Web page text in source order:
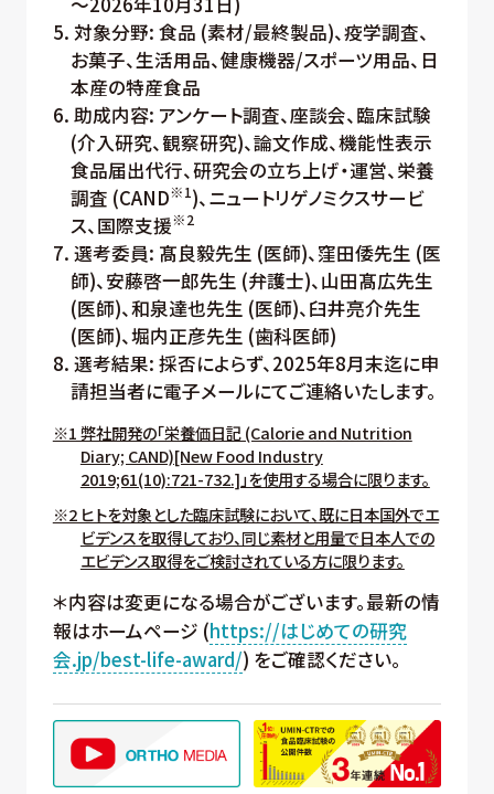
5. 対象分野: 食品 (素材/最終製品)、疫学調査、
お菓子、生活用品、健康機器/スポーツ用品、日
本産の特産食品
6. 助成内容: アンケート調査、座談会、臨床試験
(介入研究、観察研究)、論文作成、機能性表示
食品届出代行、研究会の立ち上げ・運営、栄養
調査 (CAND※1)、ニュートリゲノミクスサービ
ス、国際支援※2
7. 選考委員: 髙良毅先生 (医師)、窪田倭先生 (医
師)、安藤啓一郎先生 (弁護士)、山田髙広先生
(医師)、和泉達也先生 (医師)、臼井亮介先生
(医師)、堀内正彦先生 (歯科医師)
8. 選考結果: 採否によらず、2025年8月末迄に申
請担当者に電子メールにてご連絡いたします。
※1 弊社開発の「栄養価日記 (Calorie and Nutrition
Diary; CAND)[New Food Industry
2019;61(10):721-732.]」を使用する場合に限ります。
※2 ヒトを対象とした臨床試験において、既に日本国外でエ
ビデンスを取得しており、同じ素材と用量で日本人での
エビデンス取得をご検討されている方に限ります。
＊内容は変更になる場合がございます。最新の情
報はホームページ (https://はじめての研究
会.jp/best-life-award/) をご確認ください。